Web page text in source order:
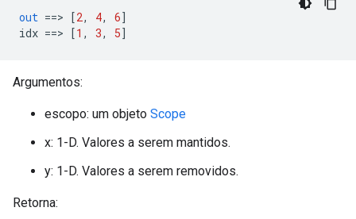
out ==> [2, 4, 6]
idx ==> [1 , 3, 5]
Argumentos:
escopo: um objeto Scope
x: 1-D. Valores a serem mantidos.
y: 1-D. Valores a serem removidos.
Retorna: